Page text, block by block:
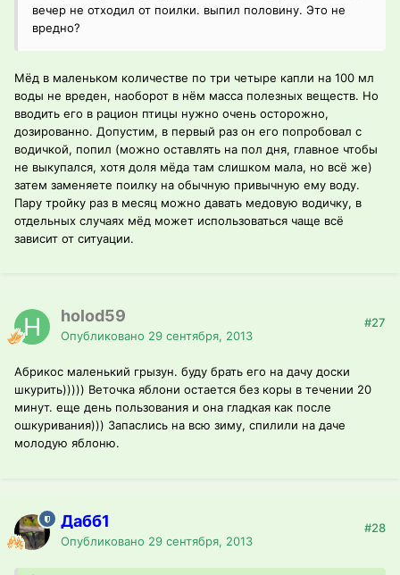
вечер не отходил от поилки. выпил половину. Это не
вредно?
Мёд в маленьком количестве по три четыре капли на 100 мл
воды не вреден, наоборот в нём масса полезных веществ. Но
вводить его в рацион птицы нужно очень осторожно,
дозированно. Допустим, в первый раз он его попробовал с
водичкой, попил (можно оставлять на пол дня, главное чтобы
не выкупался, хотя доля мёда там слишком мала, но всё же)
затем заменяете поилку на обычную привычную ему воду.
Пару тройку раз в месяц можно давать медовую водичку, в
отдельных случаях мёд может использоваться чаще всё
зависит от ситуации.
holod59
Опубликовано 29 сентября, 2013
#27
Абрикос маленький грызун. буду брать его на дачу доски
шкурить))))) Веточка яблони остается без коры в течении 20
минут. еще день пользования и она гладкая как после
ошкуривания))) Запаслись на всю зиму, спилили на даче
молодую яблоню.
Дабб1
Опубликовано 29 сентября, 2013
#28